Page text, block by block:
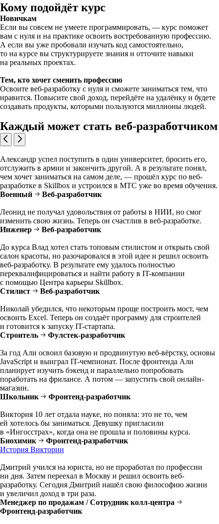
Кому подойдёт курс
Новичкам
Если вы совсем не умеете программировать, — курс поможет
вам с нуля и на практике освоить востребованную профессию.
А если вы уже пробовали изучать код самостоятельно,
то на курсе вы структурируете знания и отточите навыки
на реальных проектах.
Тем, кто хочет сменить профессию
Освоите веб-разработку с нуля и сможете заниматься тем, что
нравится. Повысите свой доход, перейдёте на удалёнку и будете
создавать продукты, которыми пользуются миллионы людей.
Каждый может стать веб-разработчиком
Александр успел поступить в один университет, бросить его,
отслужить в армии и закончить другой. А в результате понял,
чем хочет заниматься на самом деле, — прошёл курс по веб-
разработке в Skillbox и устроился в МТС уже во время обучения.
Военный
Веб-разработчик
Леонид не получал удовольствия от работы в НИИ, но смог
изменить свою жизнь. Теперь он счастлив в веб-разработке.
Инженер
Веб-разработчик
До курса Влад хотел стать топовым стилистом и открыть свой
салон красоты, но разочаровался в этой идее и решил освоить
веб-разработку. В результате ему удалось полностью
переквалифицироваться и найти работу в IT-компании
с помощью Центра карьеры Skillbox.
Стилист
Веб-разработчик
Николай убедился, что некоторым проще построить мост, чем
освоить Excel. Теперь он создаёт программу для строителей
и готовится к запуску IT-стартапа.
Строитель
Фулстек-разработчик
За год Али освоил базовую и продвинутую веб-вёрстку, основы
JavaScript и выиграл IT-чемпионат. После фронтенда Али
планирует изучить бэкенд и параллельно попробовать
поработать на фрилансе. А потом — запустить свой онлайн-
магазин.
Школьник
Фронтенд-разработчик
Виктория 10 лет отдала науке, но поняла: это не то, чем
ей хотелось бы заниматься. Девушку пригласили
в «Ингосстрах», когда она не прошла и половины курса.
Биохимик
Фронтенд-разработчик
История Виктории
Дмитрий учился на юриста, но не проработал по профессии
ни дня. Затем переехал в Москву и решил освоить веб-
разработку. Сегодня Дмитрий нашёл свою философию жизни
и увеличил доход в три раза.
Менеджер по продажам / Сотрудник колл-центра
Фронтенд-разработчик